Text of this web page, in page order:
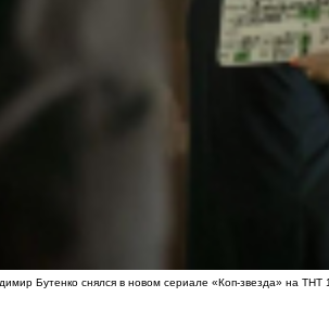
Бутенко снялся в новом сериале «Коп-звезда» на ТНТ